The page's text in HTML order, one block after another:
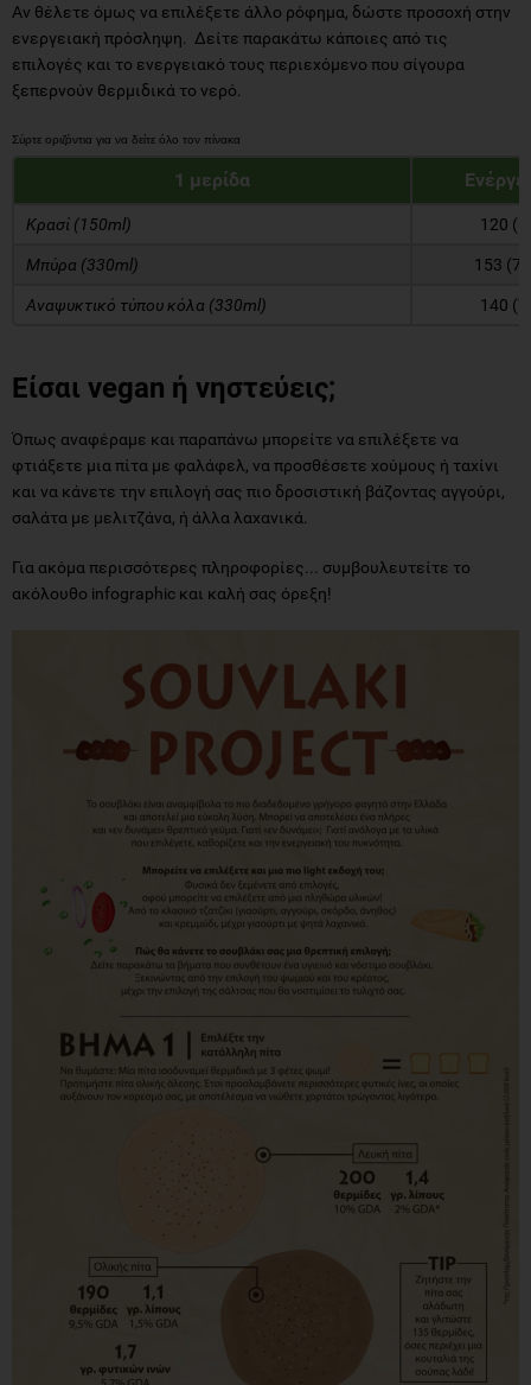
Αν θέλετε όμως να επιλέξετε άλλο ρόφημα, δώστε προσοχή στην
ενεργειακή πρόσληψη. Δείτε παρακάτω κάποιες από τις
επιλογές και το ενεργειακό τους περιεχόμενο που σίγουρα
ξεπερνούν θερμιδικά το νερό.
1 μερίδα
Κρασί (150ml) 120
Μπύρα (330ml) 153
Αναψυκτικό τύπου κόλα (330ml) 140
Είσαι vegan ή νηστεύεις;
Όπως αναφέραμε και παραπάνω μπορείτε να επιλέξετε να
φτιάξετε μια πίτα με φαλάφελ, να προσθέσετε χούμους ή ταχίνι
και να κάνετε την επιλογή σας πιο δροσιστική βάζοντας αγγούρι,
σαλάτα με μελιτζάνα, ή άλλα λαχανικά.
Για ακόμα περισσότερες πληροφορίες... συμβουλευτείτε το
ακόλουθο infographic και καλή σας όρεξη!